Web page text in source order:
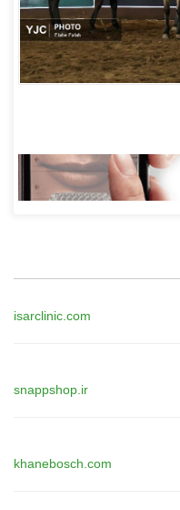
isarclinic.com
snappshop.ir
khanebosch.com